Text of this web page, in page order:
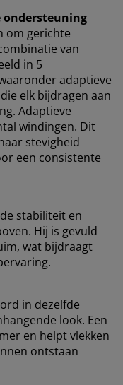
ondersteuning
om gerichte
van
in 5
adaptieve
elk bijdragen aan
Adaptieve
windingen. Dit
stevigheid
een consistente
stabiliteit en
Hij is gevuld
wat bijdraagt
in dezelfde
look. Een
en helpt vlekken
ontstaan